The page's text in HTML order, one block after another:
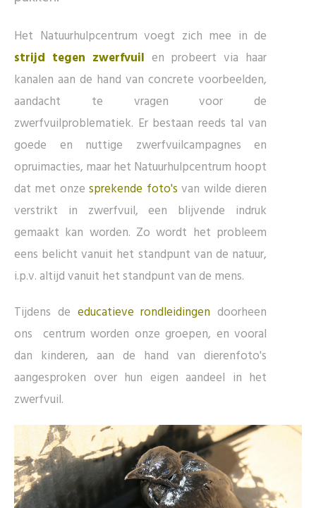
Het Natuurhulpcentrum voegt zich mee in de
strijd tegen zwerfvuil en probeert via haar
kanalen aan de hand van concrete voorbeelden,
aandacht te vragen voor de
zwerfvuilproblematiek. Er bestaan reeds tal van
goede en nuttige zwerfvuilcampagnes en
opruimacties, maar het Natuurhulpcentrum hoopt
dat met onzesprekende foto's van wilde dieren
verstrikt in zwerfvuil, een blijvende indruk
gemaakt kan worden. Zo wordt het probleem
eens belicht vanuit het standpunt van de natuur,
i.p.v. altijd vanuit het standpunt van de mens.
Tijdens de educatieve rondleidingen doorheen
ons centrum worden onze groepen, en vooral
dan kinderen, aan de hand van dierenfoto's
aangesproken over hun eigen aandeel in het
zwerfvuil.